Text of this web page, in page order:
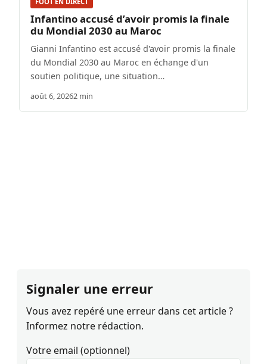
Infantino accusé d’avoir promis la finale
du Mondial 2030 au Maroc
Gianni Infantino est accusé d'avoir promis la finale
du Mondial 2030 au Maroc en échange d'un
soutien politique, une situation…
août 6, 20262 min
Signaler une erreur
Vous avez repéré une erreur dans cet article ?
Informez notre rédaction.
Votre email (optionnel)